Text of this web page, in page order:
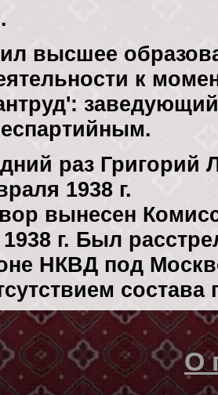
высшее
к
раз Григорий
1938 г.
вынесен
г. Был
НКВД под
О